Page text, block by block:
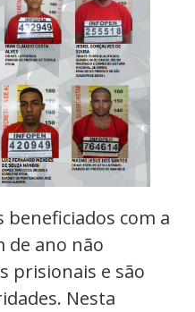
com a
de ano não
prisionais e são
Nesta